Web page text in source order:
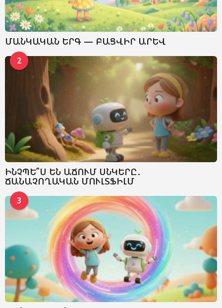
ՄԱՆԿԱԿԱՆ ԵՐԳ — ԲԱՑՎԻՐ ԱՐԵՎ
2
ԻՆՉՊԵ՞Ս ԵՆ ԱՃՈՒՄ ՍՆԿԵՐԸ․
ՃԱՆԱՉՈՂԱԿԱՆ ՄՈՒԼՏՖԻԼՄ
3